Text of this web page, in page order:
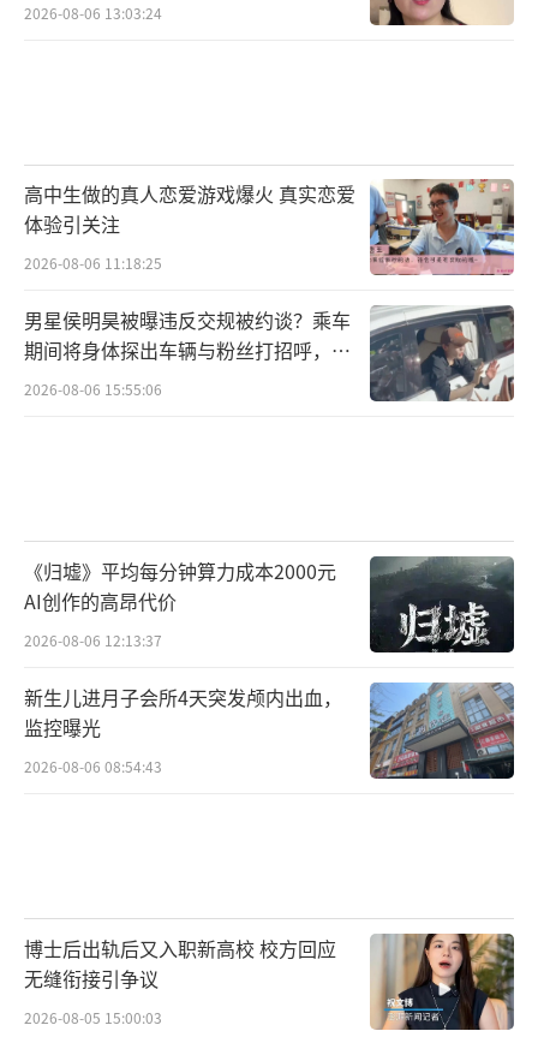
2026-08-06 13:03:24
高中生做的真人恋爱游戏爆火 真实恋爱
体验引关注
2026-08-06 11:18:25
男星侯明昊被曝违反交规被约谈？乘车
期间将身体探出车辆与粉丝打招呼，当
地交警回应
2026-08-06 15:55:06
《归墟》平均每分钟算力成本2000元
AI创作的高昂代价
2026-08-06 12:13:37
新生儿进月子会所4天突发颅内出血，
监控曝光
2026-08-06 08:54:43
博士后出轨后又入职新高校 校方回应
无缝衔接引争议
2026-08-05 15:00:03